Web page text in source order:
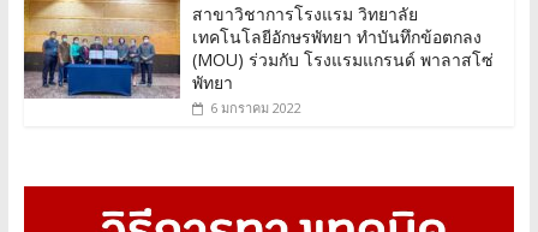
สาขาวิชาการโรงแรม วิทยาลัย
เทคโนโลยีอักษรพัทยา ทำบันทึกข้อตกลง
(MOU) ร่วมกับ โรงแรมแกรนด์ พาลาสโซ่
พัทยา
6 มกราคม 2022